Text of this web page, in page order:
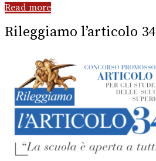
Read more
Rileggiamo l’articolo 34